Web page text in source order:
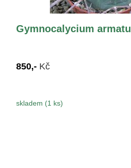
Gymnocalycium
850,- Kč
skladem (1 ks)